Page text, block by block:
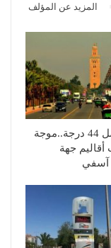
المزيد عن المؤلف
حرارة تصل 44 درجة..موجة
جهة
آسفي